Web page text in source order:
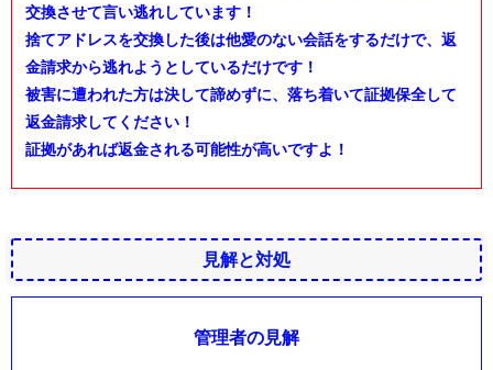
交換させて言い逃れしています！
捨てアドレスを交換した後は他愛のない会話をするだけで、返
金請求から逃れようとしているだけです！
被害に遭われた方は決して諦めずに、落ち着いて証拠保全して
返金請求してください！
証拠があれば返金される可能性が高いですよ！
見解と対処
管理者の見解